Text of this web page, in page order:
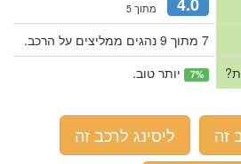
מתוך 5
7 מתוך 9 נהגים ממליצים על הרכב.
7% יותר טוב.
זה
ליסינג לרכב זה